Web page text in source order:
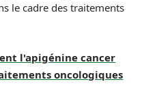
le cadre des traitements
l'apigénine cancer
oncologiques